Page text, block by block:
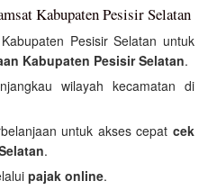
Kabupaten Pesisir Selatan
Pesisir Selatan untuk
Kabupaten Pesisir Selatan.
wilayah kecamatan di
untuk akses cepat cek
.
pajak online.